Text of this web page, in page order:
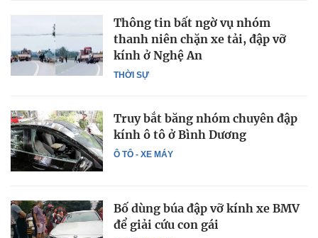
THỜI SỰ
Thông tin bất ngờ vụ nhóm
thanh niên chặn xe tải, đập vỡ
kính ở Nghệ An
Ô TÔ - XE MÁY
Truy bắt băng nhóm chuyên đập
kính ô tô ở Bình Dương
Bố dùng búa đập vỡ kính xe BMV
để giải cứu con gái